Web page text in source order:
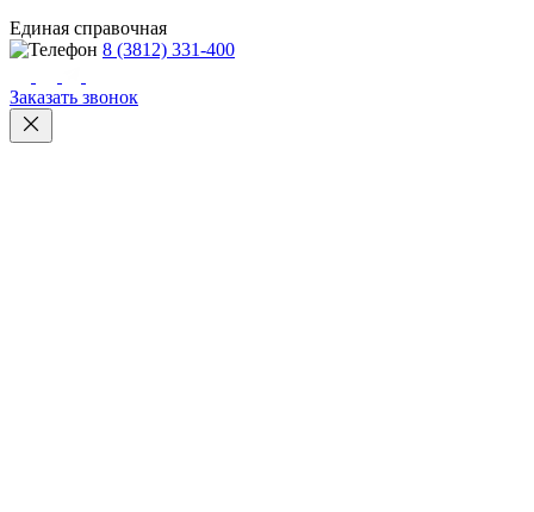
Единая справочная
8 (3812) 331-400
Заказать звонок